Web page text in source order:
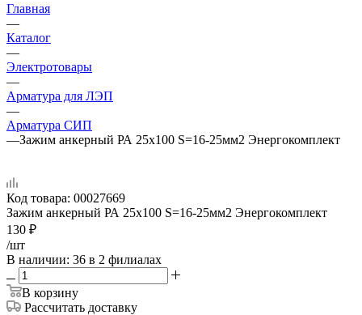
Главная
—
Каталог
—
Электротовары
—
Арматура для ЛЭП
—
Арматура СИП
—Зажим анкерный РА 25х100 S=16-25мм2 Энергокомплект
Код товара: 00027669
Зажим анкерный РА 25х100 S=16-25мм2 Энергокомплект
130 ₽
/шт
В наличии: 36 в 2 филиалах
В корзину
Рассчитать доставку